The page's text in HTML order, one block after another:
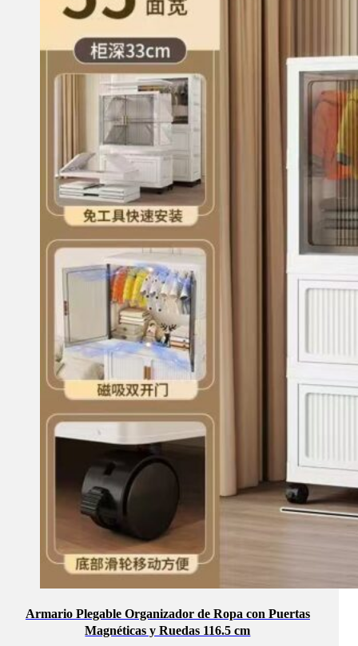
Armario Plegable Organizador de Ropa con Puertas
Magnéticas y Ruedas 116.5 cm